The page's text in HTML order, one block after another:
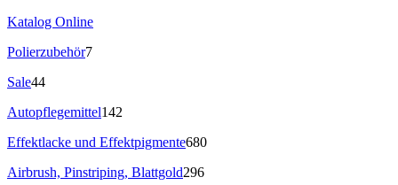
Katalog Online
Polierzubehör7
Sale44
Autopflegemittel142
Effektlacke und Effektpigmente680
Airbrush, Pinstriping, Blattgold296